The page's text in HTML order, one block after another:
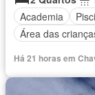
Academia
Área das
Há 21 horas em